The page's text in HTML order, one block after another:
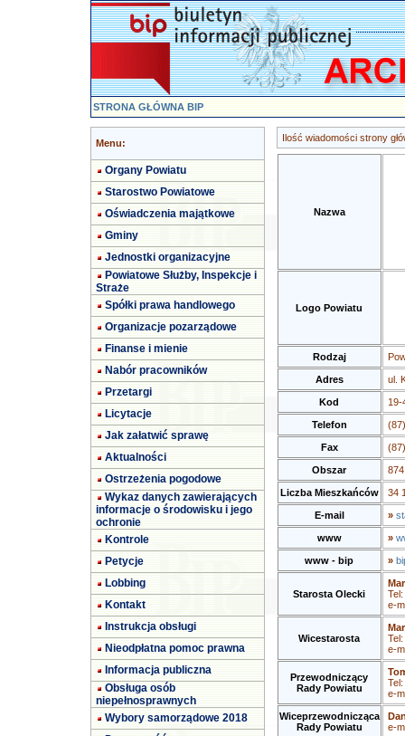
STRONA GŁÓWNA BIP
Menu:
Organy Powiatu
Starostwo Powiatowe
Oświadczenia majątkowe
Gminy
Jednostki organizacyjne
Powiatowe Służby, Inspekcje i
Straże
Spółki prawa handlowego
Organizacje pozarządowe
Finanse i mienie
Nabór pracowników
Przetargi
Licytacje
Jak załatwić sprawę
Aktualności
Ostrzeżenia pogodowe
Wykaz danych zawierających
informacje o środowisku i jego
ochronie
Kontrole
Petycje
Lobbing
Kontakt
Instrukcja obsługi
Nieodpłatna pomoc prawna
Informacja publiczna
Obsługa osób
niepełnosprawnych
Wybory samorządowe 2018
Ilość wiadomości strony
Nazwa
Logo Powiatu
Rodzaj
Adres ul.
Kod 19-
Telefon
Fax
Obszar
Liczba Mieszkańców 34
E-mail »
www »
www - bip »
Starosta Olecki
e-
Wicestarosta
e-
Przewodniczący
Rady Powiatu
e-
Wiceprzewodnicząca
Rady Powiatu
e-